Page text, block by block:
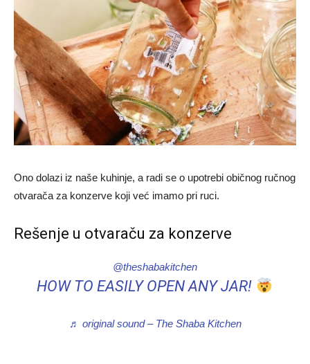
Ono dolazi iz naše kuhinje, a radi se o upotrebi običnog ručnog
otvarača za konzerve koji već imamo pri ruci.
Rešenje u otvaraču za konzerve
@theshabakitchen
HOW TO EASILY OPEN ANY JAR!
♬ original sound – The Shaba Kitchen